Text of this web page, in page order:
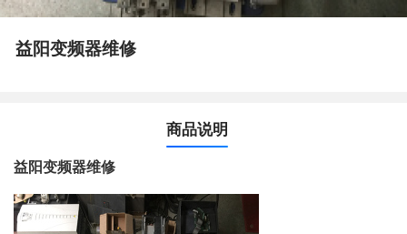
益阳变频器维修
商品说明
益阳变频器维修